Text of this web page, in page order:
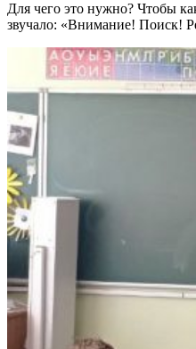
Для чего это нужно? Чтобы
звучало: «Внимание! Поиск!